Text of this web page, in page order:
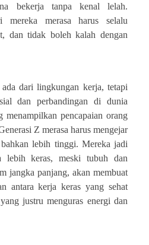
bekerja tanpa kenal lelah.
mereka merasa harus selalu
dan tidak boleh kalah dengan
dari lingkungan kerja, tetapi
dan perbandingan di dunia
menampilkan pencapaian orang
Z merasa harus mengejar
lebih tinggi. Mereka jadi
lebih keras, meski tubuh dan
jangka panjang, akan membuat
antara kerja keras yang sehat
justru menguras energi dan